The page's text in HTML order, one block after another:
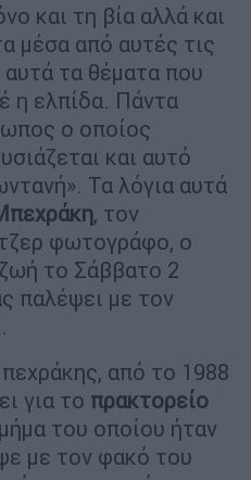
και τη βία αλλά και
μέσα από αυτές τις
τα θέματα που
η ελπίδα. Πάντα
ο οποίος
και αυτό
Τα λόγια αυτά
, τον
φωτογράφο, ο
το Σάββατο 2
παλέψει με τον
από το 1988
για το πρακτορείο
του οποίου ήταν
με τον φακό του